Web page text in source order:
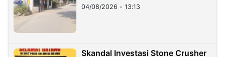
04/08/2026 - 13:13
Skandal Investasi Stone Crusher